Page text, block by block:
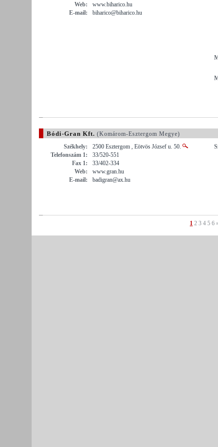
Web:
www.biharico.hu
E-mail:
biharico@biharico.hu
Bódi-Gran Kft. (Komárom-Esztergom Megye)
Székhely:
2500 Esztergom , Eötvös József u. 50.
Telefonszám 1:
33/520-551
Fax 1:
33/402-334
Web:
www.gran.hu
E-mail:
badigran@ax.hu
1 2 3 4 5 6